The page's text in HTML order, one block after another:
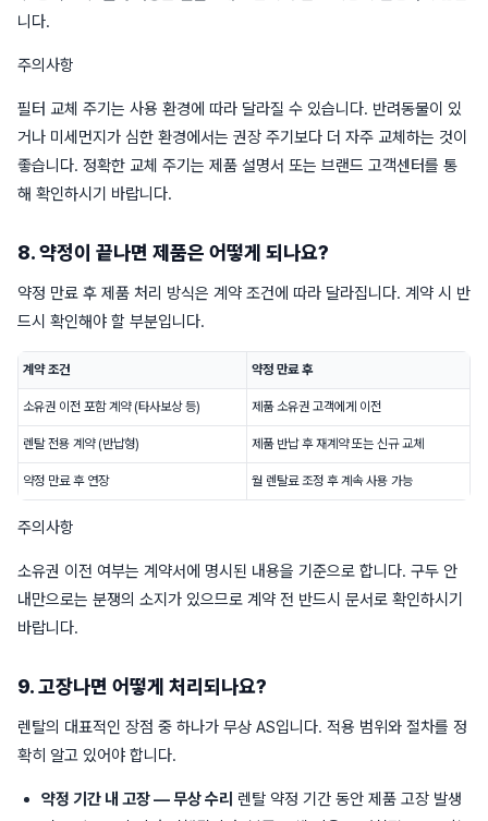
니다.
주의사항
필터 교체 주기는 사용 환경에 따라 달라질 수 있습니다. 반려동물이 있
거나 미세먼지가 심한 환경에서는 권장 주기보다 더 자주 교체하는 것이
좋습니다. 정확한 교체 주기는 제품 설명서 또는 브랜드 고객센터를 통
해 확인하시기 바랍니다.
8. 약정이 끝나면 제품은 어떻게 되나요?
약정 만료 후 제품 처리 방식은 계약 조건에 따라 달라집니다. 계약 시 반
드시 확인해야 할 부분입니다.
계약 조건 약정 만료 후
소유권 이전 포함 계약 (타사보상 등) 제품 소유권 고객에게 이전
렌탈 전용 계약 (반납형) 제품 반납 후 재계약 또는 신규 교체
약정 만료 후 연장 월 렌탈료 조정 후 계속 사용 가능
주의사항
소유권 이전 여부는 계약서에 명시된 내용을 기준으로 합니다. 구두 안
내만으로는 분쟁의 소지가 있으므로 계약 전 반드시 문서로 확인하시기
바랍니다.
9. 고장나면 어떻게 처리되나요?
렌탈의 대표적인 장점 중 하나가 무상 AS입니다. 적용 범위와 절차를 정
확히 알고 있어야 합니다.
약정 기간 내 고장 — 무상 수리 렌탈 약정 기간 동안 제품 고장 발생